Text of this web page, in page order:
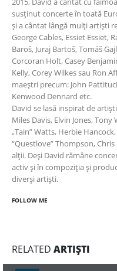
susținut concerte în toată
și a cântat lângă mulţi artiști
George Cables, Essiet Essiet,
Baroš, Juraj Bartoš, Tomáš
Corcoran Holt, Casey
Kelly, Corey Wilkes sau Ron
maeștri precum: John
Kenwood Dennard etc.
David se lasă inspirat de
Miles Davis, Elvin Jones, Tony
„Tain” Watts, Herbie
“Questlove” Thompson,
alţii. Deși David rămâne
activ și în compoziţia și
diverși artiști.
FOLLOW ME
RELATED ARTIȘTI
Orchestra Simfonică a